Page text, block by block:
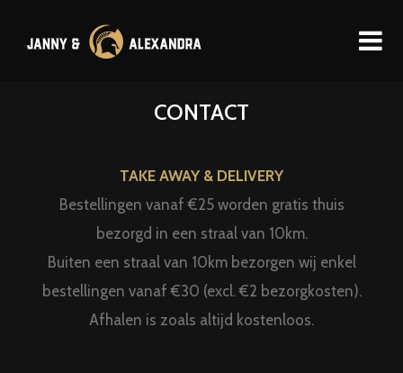
CONTACT
TAKE AWAY & DELIVERY
Bestellingen vanaf €25 worden gratis thuis
bezorgd in een straal van 10km.
Buiten een straal van 10km bezorgen wij enkel
bestellingen vanaf €30 (excl. €2 bezorgkosten).
Afhalen is zoals altijd kostenloos.